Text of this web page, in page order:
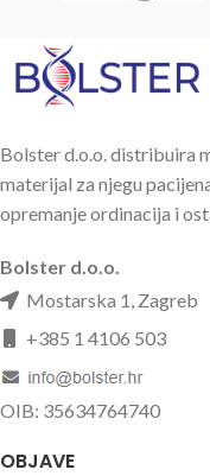
Bolster d.o.o. distribuira
materijal za njegu
opremanje ordinacija i
Bolster d.o.o.
Mostarska 1, Zagreb
+385 1 4106 503
OIB: 35634764740
OBJAVE